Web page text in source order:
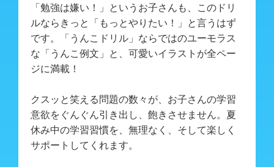
「勉強は嫌い！」というお子さんも、このドリ
ルならきっと「もっとやりたい！」と言うはず
です。「うんこドリル」ならではのユーモラス
な「うんこ例文」と、可愛いイラストが全ペー
ジに満載！
クスッと笑える問題の数々が、お子さんの学習
意欲をぐんぐん引き出し、飽きさせません。夏
休み中の学習習慣を、無理なく、そして楽しく
サポートしてくれます。